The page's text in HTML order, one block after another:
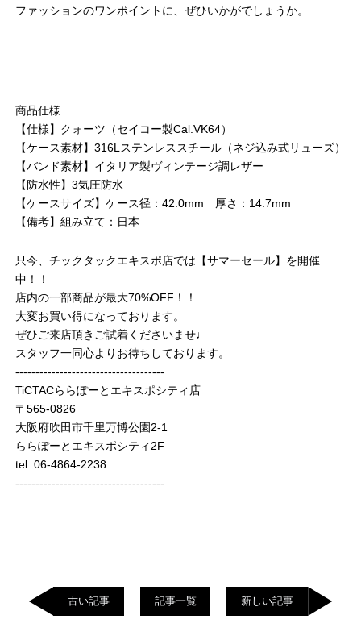
ファッションのワンポイントに、ぜひいかがでしょうか。
商品仕様
【仕様】クォーツ（セイコー製Cal.VK64）
【ケース素材】316Lステンレススチール（ネジ込み式リューズ）
【バンド素材】イタリア製ヴィンテージ調レザー
【防水性】3気圧防水
【ケースサイズ】ケース径：42.0mm 厚さ：14.7mm
【備考】組み立て：日本
只今、チックタックエキスポ店では【サマーセール】を開催
中！！
店内の一部商品が最大70%OFF！！
大変お買い得になっております。
ぜひご来店頂きご試着くださいませ♩
スタッフ一同心よりお待ちしております。
-------------------------------------
TiCTACららぽーとエキスポシティ店
〒565-0826
大阪府吹田市千里万博公園2-1
ららぽーとエキスポシティ2F
tel: 06-4864-2238
-------------------------------------
古い記事 記事一覧 新しい記事